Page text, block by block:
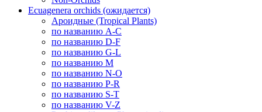
Ecuagenera orchids (ожидается)
Ароидные (Tropical Plants)
по названию A-C
по названию D-F
по названию G-L
по названию M
по названию N-O
по названию P-R
по названию S-T
по названию V-Z